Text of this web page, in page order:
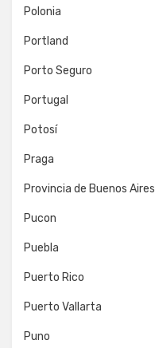
Polonia
Portland
Porto Seguro
Portugal
Potosí
Praga
Provincia de Buenos Aires
Pucon
Puebla
Puerto Rico
Puerto Vallarta
Puno